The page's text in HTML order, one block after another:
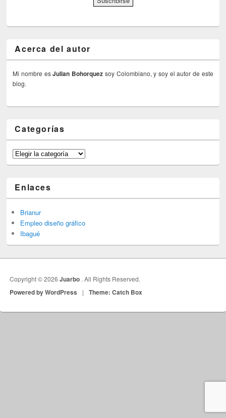
Acerca del autor
Mi nombre esJulian Bohorquez soy Colombiano, y soy el autor de este
blog.
Categorías
Categorías
Enlaces
Brianur
Empleo diseño gráfico
Ibagué
Copyright © 2026Juarbo . All Rights Reserved.
Powered by WordPress | Theme: Catch Box